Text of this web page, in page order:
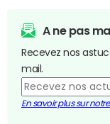
A ne pas
Recevez nos
mail.
En savoir plus sur